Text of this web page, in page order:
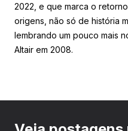
2022, e que marca o
origens, não só de história
lembrando um pouco mais
Altair em 2008.